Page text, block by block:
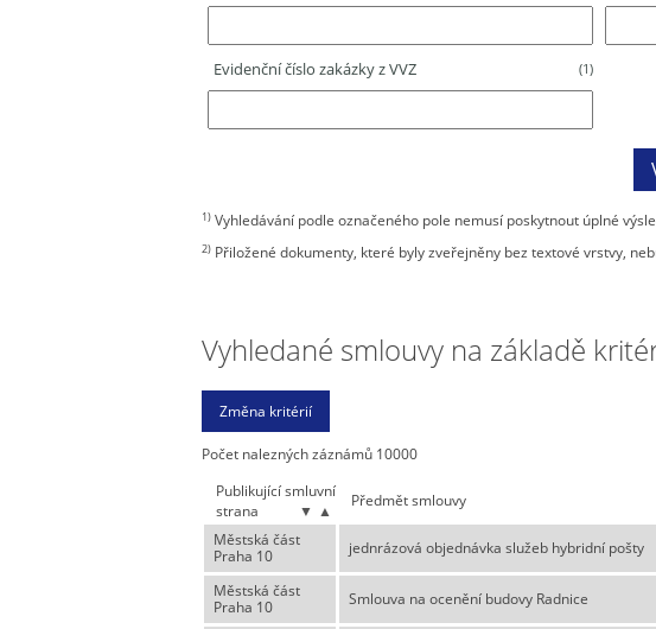
Evidenční číslo zakázky z VVZ (1)
1)Vyhledávání podle označeného pole nemusí poskytnout úplné
2)Přiložené dokumenty, které byly zveřejněny bez textové vrstvy,
Vyhledané smlouvy na základě
Počet nalezných záznámů 10000
Publikující smluvní
strana
▲
▼
Předmět smlouvy
Městská část
Praha 10
jednrázová objednávka služeb hybridní pošty
Městská část
Praha 10
Smlouva na ocenění budovy Radnice